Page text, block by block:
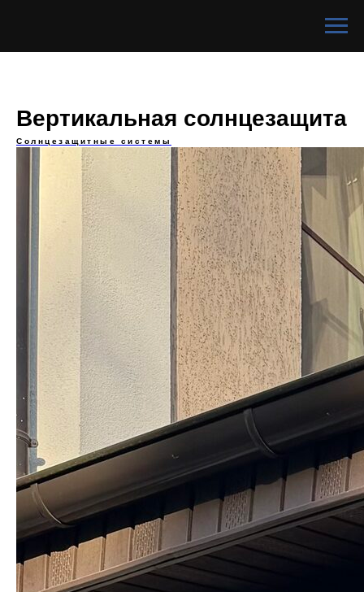
Вертикальная солнцезащита
Солнцезащитные системы